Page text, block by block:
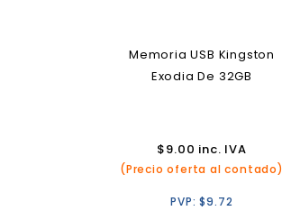
Memoria USB Kingston
Exodia De 32GB
$9.00 inc. IVA
(Precio oferta al contado)
PVP:$9.72